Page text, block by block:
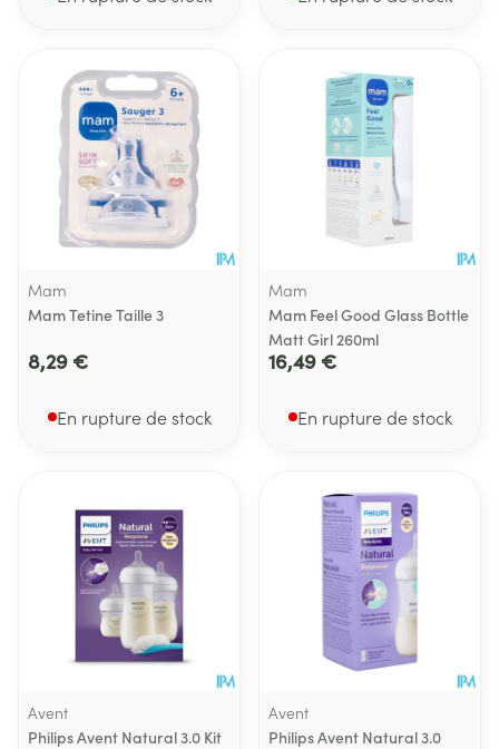
Mam
Mam Tetine Taille 3
8,29 €
En rupture de stock
Mam
Mam Feel Good Glass Bottle
Matt Girl 260ml
16,49 €
En rupture de stock
Avent
Philips Avent Natural 3.0 Kit
Avent
Philips Avent Natural 3.0